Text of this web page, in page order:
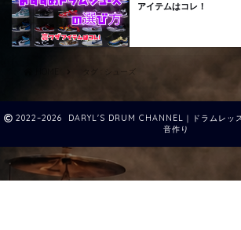
アイテムはコレ！
タグ : シューズ
2022–2026 DARYL'S DRUM CHANNEL｜ドラムレッス
音作り